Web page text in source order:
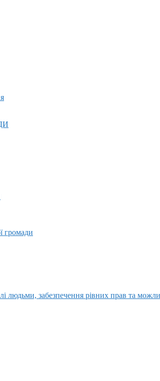
громади
людьми, забезпечення рівних прав та